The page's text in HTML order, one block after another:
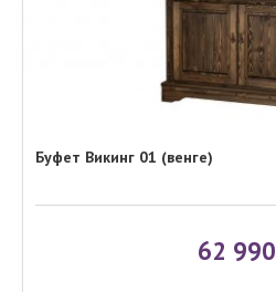
Буфет Викинг 01 (венге)
62 990